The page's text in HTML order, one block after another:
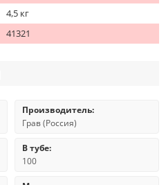
4,5 кг
41321
Производитель:
Грав (Россия)
В тубе:
100